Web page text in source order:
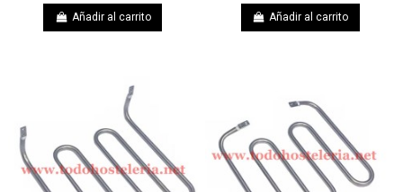
Añadir al carrito Añadir al carrito